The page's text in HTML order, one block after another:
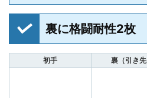
技2発動回数 1発目 2発目
チャージ量
6×8＝48 6×8＝48
残ゲージ量
48-45＝3 3+48-45＝6
つ
ゲージ技の組み合わせ）」
裏に格闘耐性2枚
初手 裏（引き先